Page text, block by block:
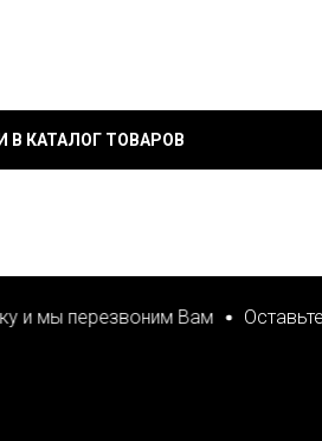
В КАТАЛОГ ТОВАРОВ
и мы перезвоним Вам Оставьте